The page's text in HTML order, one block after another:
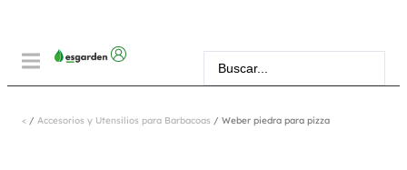
< / Accesorios y Utensilios para Barbacoas / Weber piedra para pizza